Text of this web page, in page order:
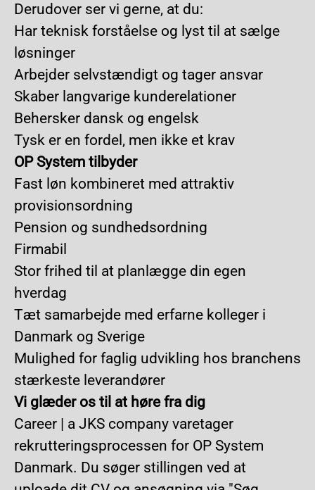
Derudover ser vi gerne, at du:
Har teknisk forståelse og lyst til at sælge
løsninger
Arbejder selvstændigt og tager ansvar
Skaber langvarige kunderelationer
Behersker dansk og engelsk
Tysk er en fordel, men ikke et krav
OP System tilbyder
Fast løn kombineret med attraktiv
provisionsordning
Pension og sundhedsordning
Firmabil
Stor frihed til at planlægge din egen
hverdag
Tæt samarbejde med erfarne kolleger i
Danmark og Sverige
Mulighed for faglig udvikling hos branchens
stærkeste leverandører
Vi glæder os til at høre fra dig
Career | a JKS company varetager
rekrutteringsprocessen for OP System
Danmark. Du søger stillingen ved at